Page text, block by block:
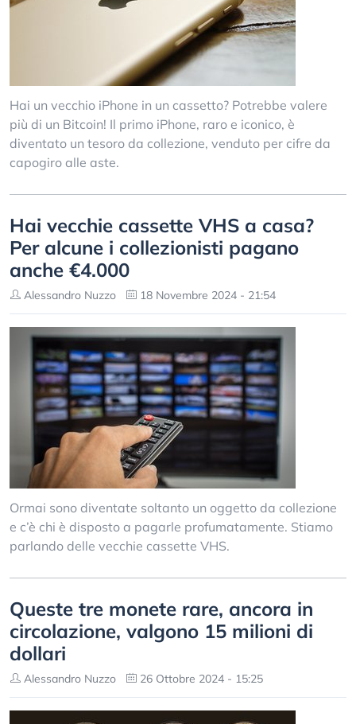
Hai un vecchio iPhone in un cassetto? Potrebbe valere
più di un Bitcoin! Il primo iPhone, raro e iconico, è
diventato un tesoro da collezione, venduto per cifre da
capogiro alle aste.
Hai vecchie cassette VHS a casa?
Per alcune i collezionisti pagano
anche €4.000
Alessandro Nuzzo 18 Novembre 2024 - 21:54
Ormai sono diventate soltanto un oggetto da collezione
e c’è chi è disposto a pagarle profumatamente. Stiamo
parlando delle vecchie cassette VHS.
Queste tre monete rare, ancora in
circolazione, valgono 15 milioni di
dollari
Alessandro Nuzzo 26 Ottobre 2024 - 15:25